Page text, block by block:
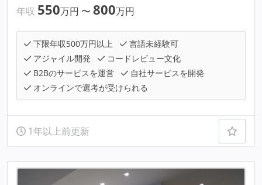
年収 550万円 〜 800万円
下限年収500万円以上
言語未経験可
アジャイル開発
コードレビュー文化
B2Bのサービスを運営
自社サービスを開発
オンラインで選考が受けられる
1年以上前更新